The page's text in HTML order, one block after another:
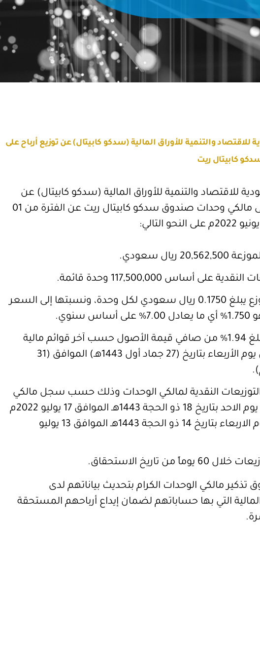
والتنمية للأوراق المالية (سدكو كابيتال) عن توزيع أرباح على
كابيتال ريت
للاقتصاد والتنمية للأوراق المالية (سدكو كابيتال) عن
توزيع أرباح نقدية على مالكي وحدات صندوق سدكو كابيتال ريت عن الفترة من 01
ريال سعودي.
على أساس 117,500,000 وحدة قائمة.
قيمة الربح الموزع يبلغ 0.1750 ريال سعودي لكل وحدة، ونسبتها إلى السعر
نسبة التوزيع تبلغ 1.94% من صافي قيمة الأصول حسب آخر قوائم مالية
مصدرة كما في يوم الأربعاء بتاريخ (27 جماد أول 1443هـ) الموافق (31
النقدية لمالكي الوحدات وذلك حسب سجل مالكي
الوحدات بنهاية يوم الاحد بتاريخ 18 ذو الحجة 1443هـ الموافق 17 يوليو 2022م
(نهاية تداول يوم الاربعاء بتاريخ 14 ذو الحجة 1443هـ الموافق 13 يوليو
من تاريخ الاستحقاق.
تذكير مالكي الوحدات الكرام بتحديث بياناتهم لدى
التي بها حساباتهم لضمان إيداع أرباحهم المستحقة